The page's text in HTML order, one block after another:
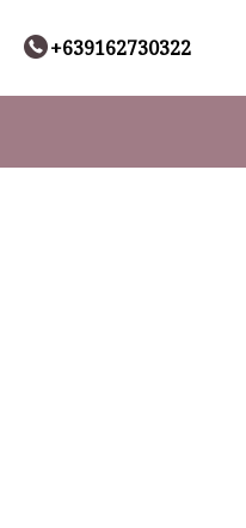
+639162730322